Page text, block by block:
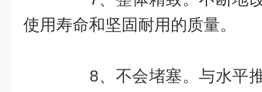
使用寿命和坚固耐用的质量。
8、不会堵塞。与水平推